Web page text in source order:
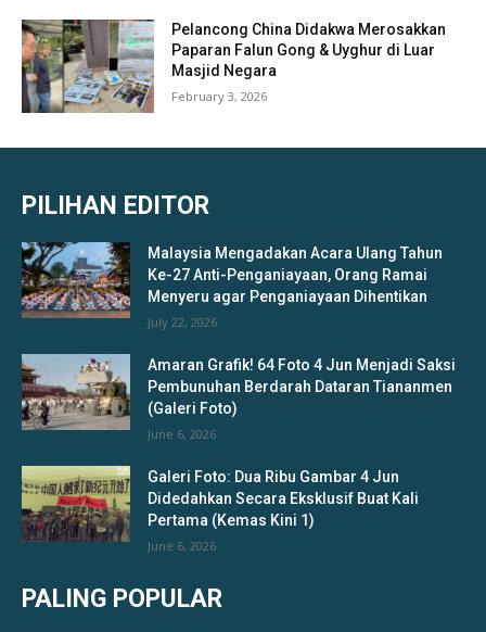
Pelancong China Didakwa Merosakkan
Paparan Falun Gong & Uyghur di Luar
Masjid Negara
February 3, 2026
PILIHAN EDITOR
Malaysia Mengadakan Acara Ulang Tahun
Ke-27 Anti-Penganiayaan, Orang Ramai
Menyeru agar Penganiayaan Dihentikan
July 22, 2026
Amaran Grafik! 64 Foto 4 Jun Menjadi Saksi
Pembunuhan Berdarah Dataran Tiananmen
(Galeri Foto)
June 6, 2026
Galeri Foto: Dua Ribu Gambar 4 Jun
Didedahkan Secara Eksklusif Buat Kali
Pertama (Kemas Kini 1)
June 6, 2026
PALING POPULAR